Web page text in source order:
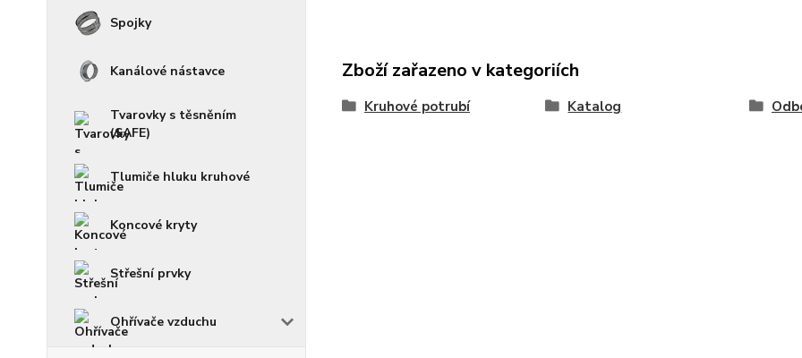
Spojky
Kanálové nástavce
Tvarovky s těsněním
(SAFE)
Tlumiče hluku kruhové
Koncové kryty
Střešní prvky
Ohřívače vzduchu
Zboží zařazeno v kategoriích
Kruhové potrubí Katalog